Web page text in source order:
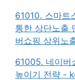
61010. 스마트
통한 상단노출
버쇼핑 상위노
61005. 네이버
높이기 전략 -